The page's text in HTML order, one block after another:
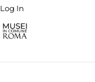
Log In